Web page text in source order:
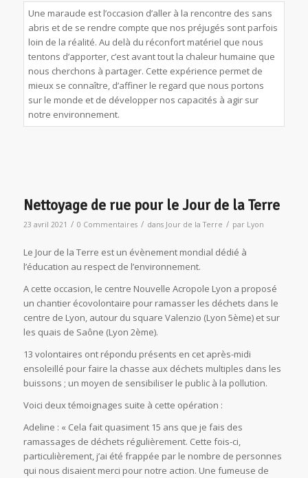
Une maraude est l’occasion d’aller à la rencontre des sans
abris et de se rendre compte que nos préjugés sont parfois
loin de la réalité. Au delà du réconfort matériel que nous
tentons d’apporter, c’est avant tout la chaleur humaine que
nous cherchons à partager. Cette expérience permet de
mieux se connaître, d’affiner le regard que nous portons
sur le monde et de développer nos capacités à agir sur
notre environnement.
Nettoyage de rue pour le Jour de la Terre
23 avril 2021 / 0 Commentaires / dans Jour de la Terre / par Lyon
Le Jour de la Terre est un évènement mondial dédié à
l’éducation au respect de l’environnement.
A cette occasion, le centre Nouvelle Acropole Lyon a proposé
un chantier écovolontaire pour ramasser les déchets dans le
centre de Lyon, autour du square Valenzio (Lyon 5ème) et sur
les quais de Saône (Lyon 2ème).
13 volontaires ont répondu présents en cet après-midi
ensoleillé pour faire la chasse aux déchets multiples dans les
buissons ; un moyen de sensibiliser le public à la pollution.
Voici deux témoignages suite à cette opération :
Adeline : « Cela fait quasiment 15 ans que je fais des
ramassages de déchets régulièrement. Cette fois-ci,
particulièrement, j’ai été frappée par le nombre de personnes
qui nous disaient merci pour notre action. Une fumeuse de